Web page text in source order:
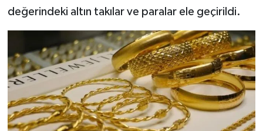
değerindeki altın takılar ve paralar ele geçirildi.